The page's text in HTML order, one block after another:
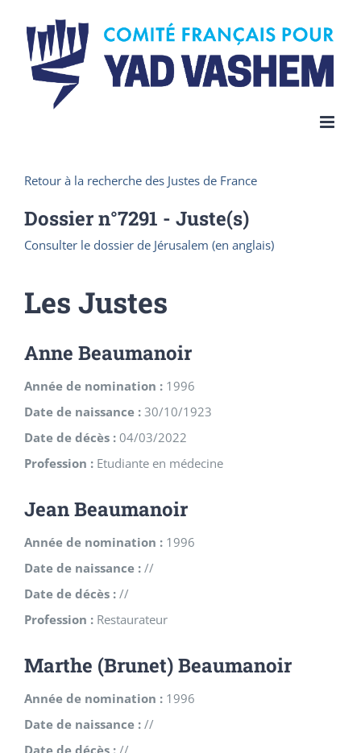
content
Retour à la recherche des Justes de France
Dossier n°7291 - Juste(s)
Consulter le dossier de Jérusalem (en anglais)
Les Justes
Anne Beaumanoir
Année de nomination : 1996
Date de naissance : 30/10/1923
Date de décès : 04/03/2022
Profession : Etudiante en médecine
Jean Beaumanoir
Année de nomination : 1996
Date de naissance : //
Date de décès : //
Profession : Restaurateur
Marthe (Brunet) Beaumanoir
Année de nomination : 1996
Date de naissance : //